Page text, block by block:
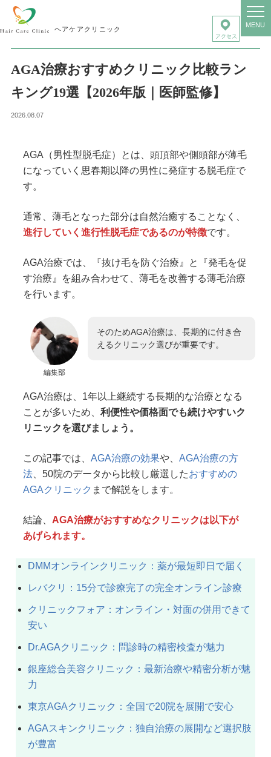
ヘアケアクリニック
MENU
AGA治療おすすめクリニック比較ラン
キング19選【2026年版｜医師監修】
2026.08.07
AGA（男性型脱毛症）とは、頭頂部や側頭部が薄毛
になっていく思春期以降の男性に発症する脱毛症で
す。
通常、薄毛となった部分は自然治癒することなく、
進行していく進行性脱毛症であるのが特徴です。
AGA治療では、『抜け毛を防ぐ治療』と『発毛を促
す治療』を組み合わせて、薄毛を改善する薄毛治療
を行います。
編集部
そのためAGA治療は、長期的に付き合
えるクリニック選びが重要です。
AGA治療は、1年以上継続する長期的な治療となる
ことが多いため、利便性や価格面でも続けやすいク
リニックを選びましょう。
この記事では、AGA治療の効果や、AGA治療の方
法 、50院のデータから比較し厳選したおすすめの
AGAクリニック まで解説をします。
結論、 AGA治療がおすすめなクリニックは以下が
あげられます。
DMMオンラインクリニック：薬が最短即日で届く
レバクリ：15分で診療完了の完全オンライン診療
クリニックフォア：オンライン・対面の併用できて
安い
Dr.AGAクリニック：問診時の精密検査が魅力
銀座総合美容クリニック：最新治療や精密分析が魅
力
東京AGAクリニック：全国で20院を展開で安心
AGAスキンクリニック：独自治療の展開など選択肢
が豊富